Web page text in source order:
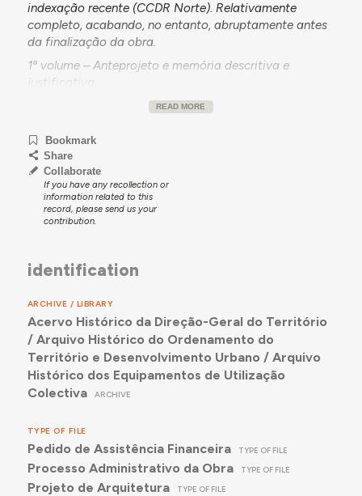
indexação recente (CCDR Norte). Relativamente
completo, acabando, no entanto, abruptamente antes
da finalização da obra.
1º volume – Anteprojeto e memória descritiva e
justificativa.
2º volume – Projeto de eletricidade.
4º volume – Projeto definitivo de arquitetura e
memória descritiva e justificativa.
5º volume – Medições e orçamentos.
READ MORE
Bookmark
Share
Collaborate
If you have any recollection or
information related to this
record, please send us your
contribution.
identification
ARCHIVE / LIBRARY
Acervo Histórico da Direção-Geral do Território
/ Arquivo Histórico do Ordenamento do
Território e Desenvolvimento Urbano / Arquivo
Histórico dos Equipamentos de Utilização
Colectiva
ARCHIVE
TYPE OF FILE
Pedido de Assistência Financeira TYPE OF FILE
Processo Administrativo da Obra TYPE OF FILE
Projeto de Arquitetura TYPE OF FILE